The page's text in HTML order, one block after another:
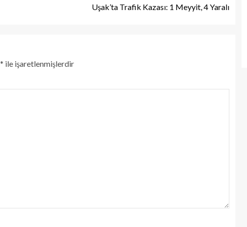
Uşak’ta Trafik Kazası: 1 Meyyit, 4 Yaralı
* ile işaretlenmişlerdir